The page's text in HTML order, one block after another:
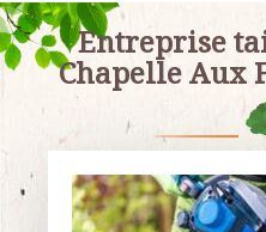
Entreprise
Chapelle Aux